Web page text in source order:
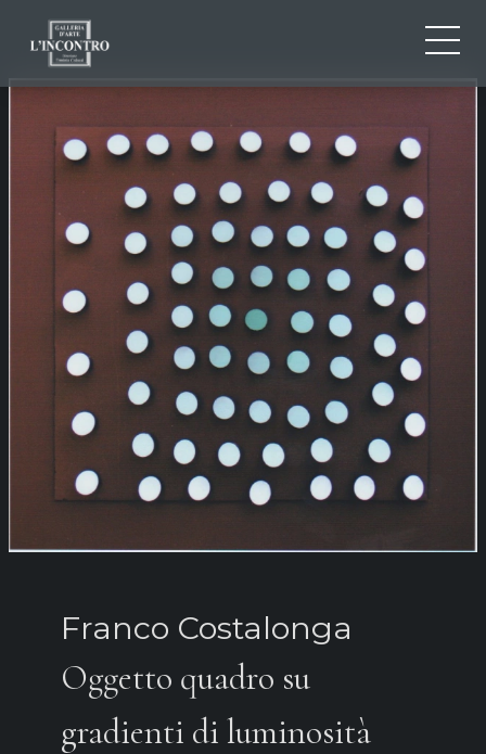
NEWS ED EVENTS
ARTISTES ET ŒUVRES
EXPOSITIONS
CONTACTS
Franco Costalonga
Oggetto quadro su
gradienti di luminosità